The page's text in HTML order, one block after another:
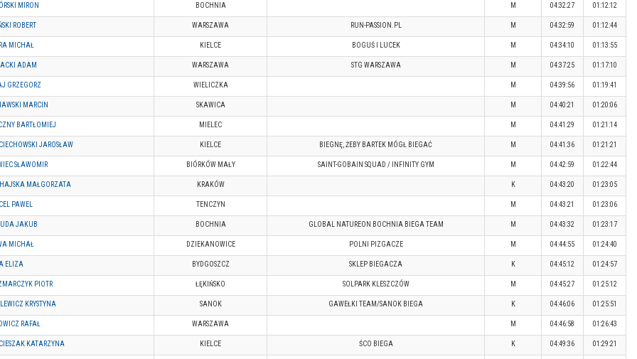
MIRON BOCHNIA M 04:32:27 01:12:12
ROBERT WARSZAWA RUN-PASSION.PL M 04:32:59 01:12:44
MICHAŁ KIELCE BOGUŚ I LUCEK M 04:34:10 01:13:55
ADAM WARSZAWA STG WARSZAWA M 04:37:25 01:17:10
GRZEGORZ WIELICZKA M 04:39:56 01:19:41
MARCIN SKAWICA M 04:40:21 01:20:06
BARTŁOMIEJ MIELEC M 04:41:29 01:21:14
JAROSŁAW KIELCE BIEGNĘ, ŻEBY BARTEK MÓGŁ BIEGAĆ M 04:41:36 01:21:21
SŁAWOMIR BIÓRKÓW MAŁY SAINT-GOBAIN SQUAD / INFINITY GYM M 04:42:59 01:22:44
MAŁGORZATA KRAKÓW K 04:43:20 01:23:05
PAWEL TENCZYN M 04:43:21 01:23:06
JAKUB BOCHNIA GLOBAL NATUREON BOCHNIA BIEGA TEAM M 04:43:32 01:23:17
MICHAŁ DZIEKANOWICE POLNI PIZGACZE M 04:44:55 01:24:40
ELIZA BYDGOSZCZ SKLEP BIEGACZA K 04:45:12 01:24:57
PIOTR ŁĘKIŃSKO SOLPARK KLESZCZÓW M 04:45:27 01:25:12
KRYSTYNA SANOK GAWEŁKI TEAM/SANOK BIEGA K 04:46:06 01:25:51
RAFAŁ WARSZAWA M 04:46:58 01:26:43
KATARZYNA KIELCE ŚCO BIEGA K 04:49:36 01:29:21